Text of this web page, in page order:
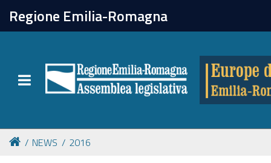
Regione Emilia-Romagna
Toggle navigation
chiudi
Attività
Formazione
NEWS 2016